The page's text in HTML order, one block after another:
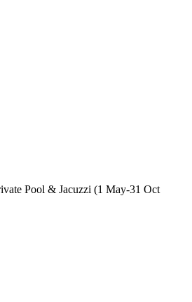
Pool & Jacuzzi (1 May-31 Oct